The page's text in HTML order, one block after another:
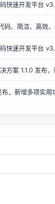
间的影响降到
的工具，提升开
本 11 兼容新版
创建表，支持拖
新版字段类型
复 seed 类重
版本仓库优化部
快速开发平台
码、简洁、高效
快速开发平台
方案 1.1.0 发布
，新增多项实用